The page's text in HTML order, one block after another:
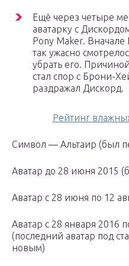
Ещё через четыре
аватарку с
Pony Maker.
так ужасно
убрать его.
стал спор с Брони-
раздражал Дискорд.
Рейтинг
Символ — Альтаир (был
Аватар до 28 июня 2015
Аватар с 28 июня по 12
Аватар с 28 января 2016
(последний аватар под
новым)